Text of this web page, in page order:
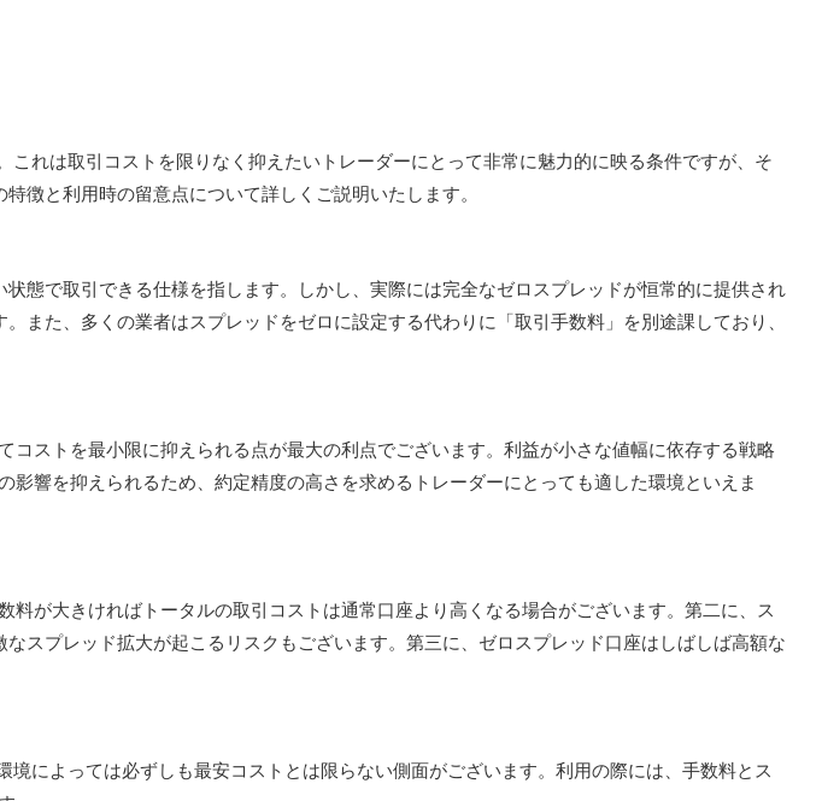
れは取引コストを限りなく抑えたいトレーダーにとって非常に魅力的に映る条件ですが、そ
徴と利用時の留意点について詳しくご説明いたします。
態で取引できる仕様を指します。しかし、実際には完全なゼロスプレッドが恒常的に提供され
た、多くの業者はスプレッドをゼロに設定する代わりに「取引手数料」を別途課しており、
ストを最小限に抑えられる点が最大の利点でございます。利益が小さな値幅に依存する戦略
響を抑えられるため、約定精度の高さを求めるトレーダーにとっても適した環境といえま
が大きければトータルの取引コストは通常口座より高くなる場合がございます。第二に、ス
スプレッド拡大が起こるリスクもございます。第三に、ゼロスプレッド口座はしばしば高額な
によっては必ずしも最安コストとは限らない側面がございます。利用の際には、手数料とス